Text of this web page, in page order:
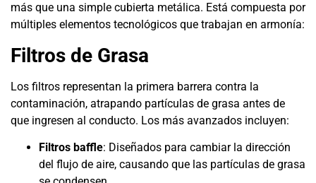
más que una simple cubierta metálica. Está compuesta por
múltiples elementos tecnológicos que trabajan en armonía:
Filtros de Grasa
Los filtros representan la primera barrera contra la
contaminación, atrapando partículas de grasa antes de
que ingresen al conducto. Los más avanzados incluyen:
Filtros baffle: Diseñados para cambiar la dirección
del flujo de aire, causando que las partículas de grasa